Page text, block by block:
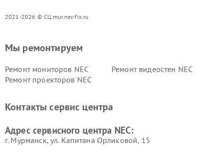
2021-2026 © СЦ mur.nec-fix.ru
Мы ремонтируем
Ремонт мониторов NEC
Ремонт видеостен NEC
Ремонт проекторов NEC
Контакты сервис центра
Адрес сервисного центра NEC:
г. Мурманск, ул. Капитана Орликовой, 15